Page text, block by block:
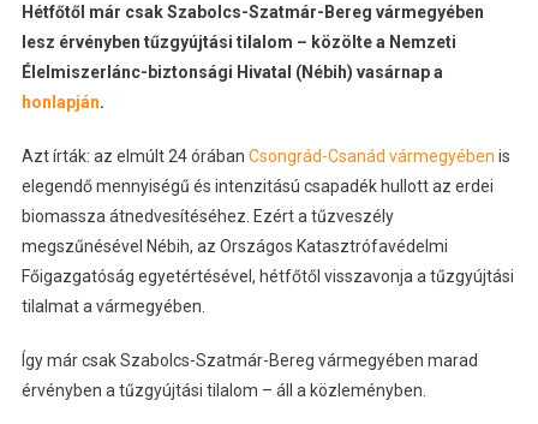
Hétfőtől már csak Szabolcs-Szatmár-Bereg vármegyében
lesz érvényben tűzgyújtási tilalom – közölte a Nemzeti
Élelmiszerlánc-biztonsági Hivatal (Nébih) vasárnap a
honlapján.
Azt írták: az elmúlt 24 órában Csongrád-Csanád vármegyében is
elegendő mennyiségű és intenzitású csapadék hullott az erdei
biomassza átnedvesítéséhez. Ezért a tűzveszély
megszűnésével Nébih, az Országos Katasztrófavédelmi
Főigazgatóság egyetértésével, hétfőtől visszavonja a tűzgyújtási
tilalmat a vármegyében.
Így már csak Szabolcs-Szatmár-Bereg vármegyében marad
érvényben a tűzgyújtási tilalom – áll a közleményben.